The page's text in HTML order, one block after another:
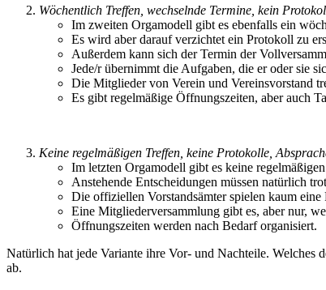
Wöchentlich Treffen, wechselnde Termine, kein
Im zweiten Orgamodell gibt es ebenfalls ein
Es wird aber darauf verzichtet ein Protokoll zu
Außerdem kann sich der Termin der
Jede/r übernimmt die Aufgaben, die er oder sie
Die Mitglieder von Verein und Vereinsvorstand
Es gibt regelmäßige Öffnungszeiten, aber auch
Keine regelmäßigen Treffen, keine Protokolle,
Im letzten Orgamodell gibt es keine
Anstehende Entscheidungen müssen natürlich
Die offiziellen Vorstandsämter spielen kaum
Eine Mitgliederversammlung gibt es, aber nur,
Öffnungszeiten werden nach Bedarf organisiert.
Natürlich hat jede Variante ihre Vor- und Nachteile. Welches
ab.